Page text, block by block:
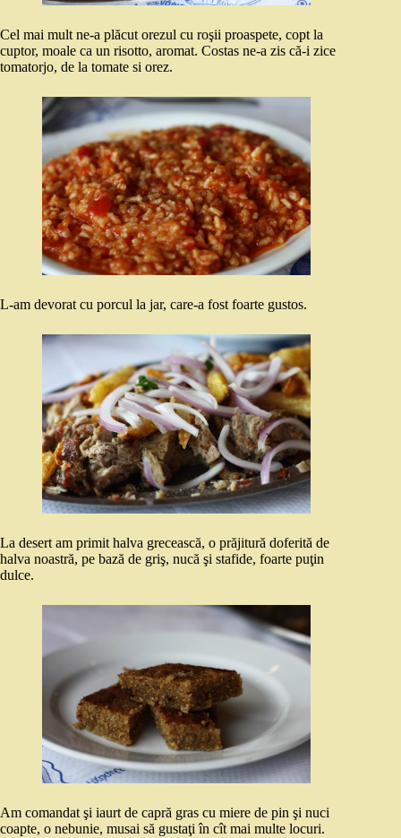
Cel mai mult ne-a plăcut orezul cu roşii proaspete, copt la
cuptor, moale ca un risotto, aromat. Costas ne-a zis că-i zice
tomatorjo, de la tomate si orez.
L-am devorat cu porcul la jar, care-a fost foarte gustos.
La desert am primit halva grecească, o prăjitură doferită de
halva noastră, pe bază de griş, nucă şi stafide, foarte puţin
dulce.
Am comandat şi iaurt de capră gras cu miere de pin şi nuci
coapte, o nebunie, musai să gustaţi în cît mai multe locuri.